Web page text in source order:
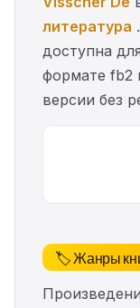
литература
доступна
формате fb2
версии без
🏷️ Жанры